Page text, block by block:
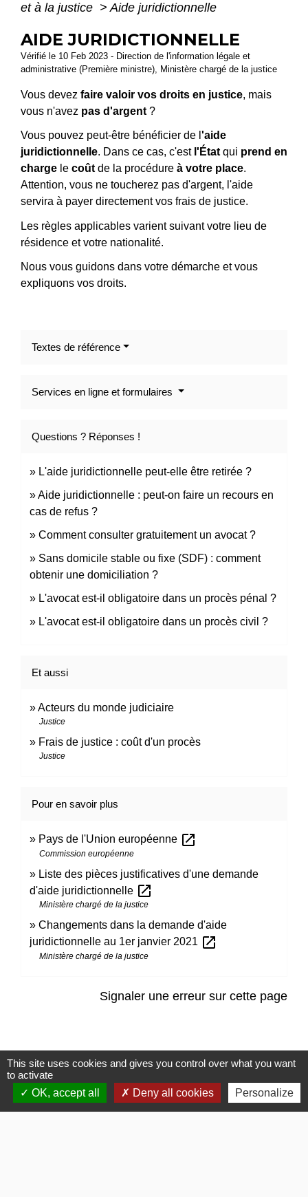
et à la justice > Aide juridictionnelle
AIDE JURIDICTIONNELLE
Vérifié le 10 Feb 2023 - Direction de l'information légale et
administrative (Première ministre), Ministère chargé de la justice
Vous devez faire valoir vos droits en justice, mais
vous n'avez pas d'argent ?
Vous pouvez peut-être bénéficier de l 'aide
juridictionnelle. Dans ce cas, c'est l'État qui prend en
charge le coût de la procédure à votre place.
Attention, vous ne toucherez pas d'argent, l'aide
servira à payer directement vos frais de justice.
Les règles applicables varient suivant votre lieu de
résidence et votre nationalité.
Nous vous guidons dans votre démarche et vous
expliquons vos droits.
Textes de référence
Services en ligne et formulaires
Questions ? Réponses !
L'aide juridictionnelle peut-elle être retirée ?
Aide juridictionnelle : peut-on faire un recours en
cas de refus ?
Comment consulter gratuitement un avocat ?
Sans domicile stable ou fixe (SDF) : comment
obtenir une domiciliation ?
L'avocat est-il obligatoire dans un procès pénal ?
L'avocat est-il obligatoire dans un procès civil ?
Et aussi
Acteurs du monde judiciaire
Justice
Frais de justice : coût d'un procès
Justice
Pour en savoir plus
Pays de l'Union européenne open_in_new
Commission européenne
Liste des pièces justificatives d'une demande
d'aide juridictionnelle open_in_new
Ministère chargé de la justice
Changements dans la demande d'aide
juridictionnelle au 1er janvier 2021 open_in_new
Ministère chargé de la justice
Signaler une erreur sur cette page
Contacts
Commune de Gommerville
This site uses cookies and gives you control over what you want
to activate
OK, accept all
Deny all cookies Personalize